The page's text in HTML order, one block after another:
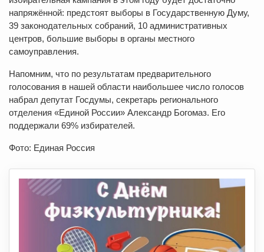
напряжённой: предстоят выборы в Государственную Думу,
39 законодательных собраний, 10 административных
центров, большие выборы в органы местного
самоуправления.
Напомним, что по результатам предварительного
голосования в нашей области наибольшее число голосов
набрал депутат Госдумы, секретарь регионального
отделения «Единой России» Александр Богомаз. Его
поддержали 69% избирателей.
Фото: Единая Россия